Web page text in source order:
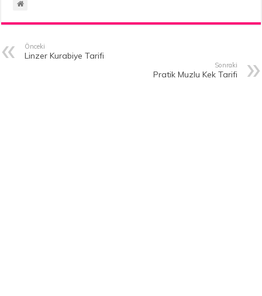
Önceki
Linzer Kurabiye Tarifi
Sonraki
Pratik Muzlu Kek Tarifi